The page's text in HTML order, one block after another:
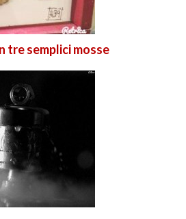
tre semplici mosse